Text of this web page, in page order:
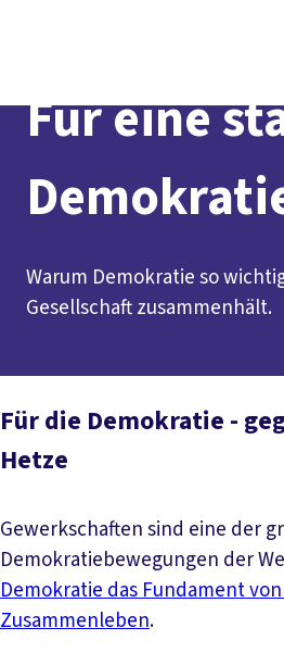
Für eine
Warum Demokratie so
Gesellschaft zusammenhält.
Für die Demokratie -
Hetze
Gewerkschaften sind eine der
Demokratiebewegungen der
Demokratie das Fundament
Zusammenleben.